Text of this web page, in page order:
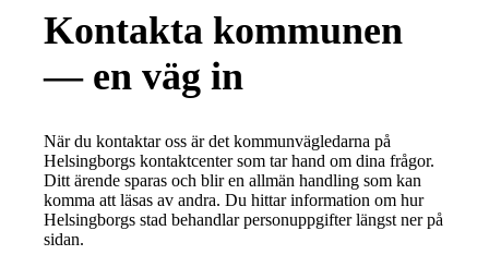
Kontakta kommunen
— en väg in
När du kontaktar oss är det kommunvägledarna på
Helsingborgs kontaktcenter som tar hand om dina frågor.
Ditt ärende sparas och blir en allmän handling som kan
komma att läsas av andra. Du hittar information om hur
Helsingborgs stad behandlar personuppgifter längst ner på
sidan.